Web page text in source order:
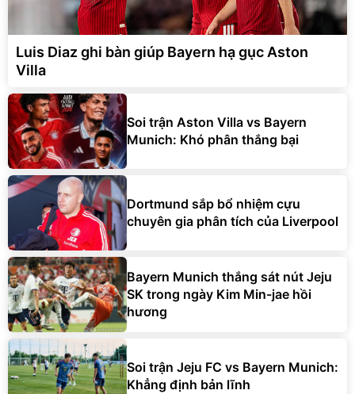
Luis Diaz ghi bàn giúp Bayern hạ gục Aston
Villa
Soi trận Aston Villa vs Bayern
Munich: Khó phân thắng bại
Dortmund sắp bổ nhiệm cựu
chuyên gia phân tích của Liverpool
Bayern Munich thắng sát nút Jeju
SK trong ngày Kim Min-jae hồi
hương
Soi trận Jeju FC vs Bayern Munich:
Khẳng định bản lĩnh